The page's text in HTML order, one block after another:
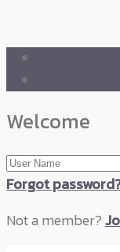
Welcome
Forgot
Not a member?